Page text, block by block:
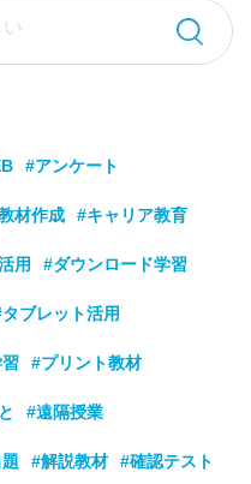
#アンケート
材作成 #キャリア教育
用 #ダウンロード学習
ブレット活用
#プリント教材
#遠隔授業
#解説教材 #確認テスト